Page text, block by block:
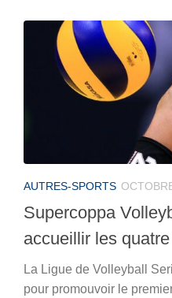
AUTRES-SPORTS
Supercoppa
accueillir les
La Ligue de Volleyball
pour promouvoir le